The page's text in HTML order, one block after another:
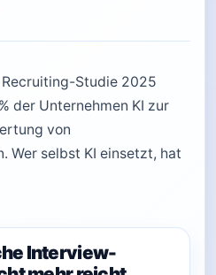
Studie 2025
der Unternehmen KI zur
von
Wer selbst KI einsetzt, hat
Interview-